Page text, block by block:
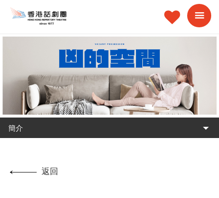
簡介
返回